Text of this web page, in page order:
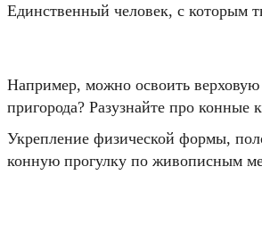
Единственный человек, с которым
Например, можно освоить верховую
пригорода? Разузнайте про конные
Укрепление физической формы,
конную прогулку по живописным